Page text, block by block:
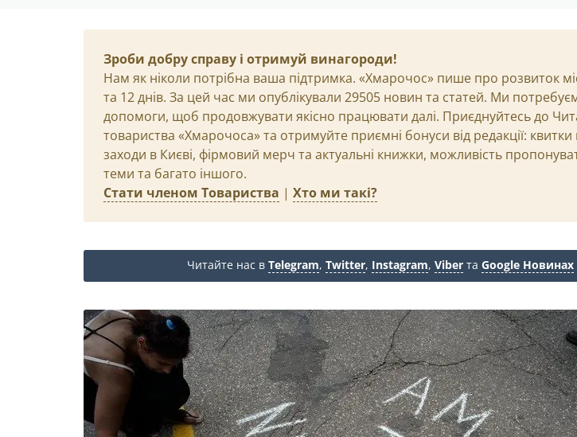
Зроби добру справу і отримуй винагороди!
Нам як ніколи потрібна ваша підтримка. «Хмарочос» пише про розвиток
та 12 днів. За цей час ми опублікували 29505 новин та статей. Ми
допомоги, щоб продовжувати якісно працювати далі. Приєднуйтесь до
товариства «Хмарочоса» та отримуйте приємні бонуси від редакції: квитки
заходи в Києві, фірмовий мерч та актуальні книжки, можливість
теми та багато іншого.
Стати членом Товариства | Хто ми такі?
Читайте нас в Telegram, Twitter, Instagram, Viber та Google Новинах